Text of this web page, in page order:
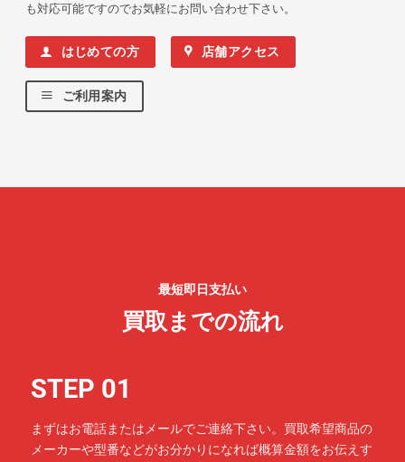
も対応可能ですのでお気軽にお問い合わせ下さい。
はじめての方 店舗アクセス
ご利用案内
最短即日支払い
買取までの流れ
STEP 01
まずはお電話またはメールでご連絡下さい。買取希望商品の
メーカーや型番などがお分かりになれば概算金額をお伝えす